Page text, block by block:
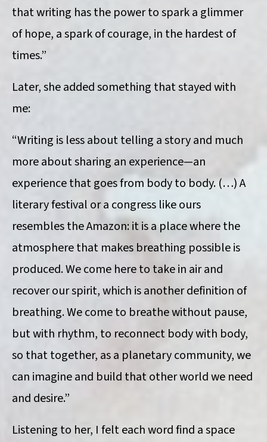
that writing has the power to spark a glimmer
of hope, a spark of courage, in the hardest of
times.”
Later, she added something that stayed with
me:
“Writing is less about telling a story and much
more about sharing an experience—an
experience that goes from body to body. (…) A
literary festival or a congress like ours
resembles the Amazon: it is a place where the
atmosphere that makes breathing possible is
produced. We come here to take in air and
recover our spirit, which is another definition of
breathing. We come to breathe without pause,
but with rhythm, to reconnect body with body,
so that together, as a planetary community, we
can imagine and build that other world we need
and desire.”
Listening to her, I felt each word find a space